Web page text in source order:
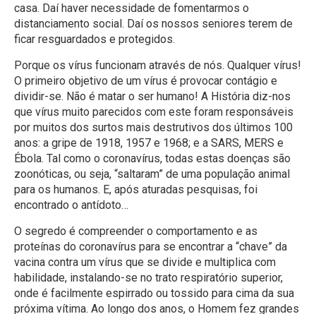
casa. Daí haver necessidade de fomentarmos o
distanciamento social. Daí os nossos seniores terem de
ficar resguardados e protegidos.
Porque os vírus funcionam através de nós. Qualquer vírus!
O primeiro objetivo de um vírus é provocar contágio e
dividir-se. Não é matar o ser humano! A História diz-nos
que vírus muito parecidos com este foram responsáveis
por muitos dos surtos mais destrutivos dos últimos 100
anos: a gripe de 1918, 1957 e 1968; e a SARS, MERS e
Ébola. Tal como o coronavírus, todas estas doenças são
zoonóticas, ou seja, “saltaram” de uma população animal
para os humanos. E, após aturadas pesquisas, foi
encontrado o antídoto…
O segredo é compreender o comportamento e as
proteínas do coronavírus para se encontrar a “chave” da
vacina contra um vírus que se divide e multiplica com
habilidade, instalando-se no trato respiratório superior,
onde é facilmente espirrado ou tossido para cima da sua
próxima vítima. Ao longo dos anos, o Homem fez grandes